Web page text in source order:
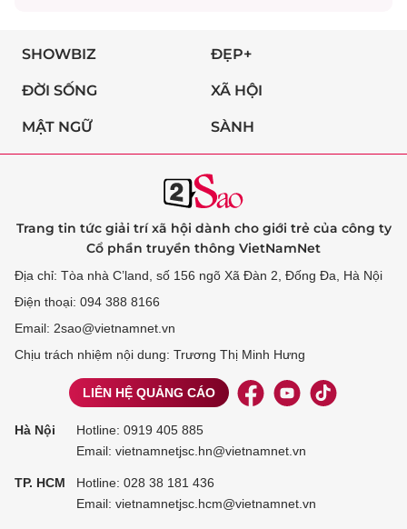
SHOWBIZ ĐẸP+
ĐỜI SỐNG XÃ HỘI
MẬT NGỮ SÀNH
Trang tin tức giải trí xã hội dành cho giới trẻ của công ty
Cổ phần truyền thông VietNamNet
Địa chỉ: Tòa nhà C’land, số 156 ngõ Xã Đàn 2, Đống Đa, Hà Nội
Điện thoại: 094 388 8166
Email: 2sao@vietnamnet.vn
Chịu trách nhiệm nội dung: Trương Thị Minh Hưng
LIÊN HỆ QUẢNG CÁO
Hà Nội Hotline: 0919 405 885
Email: vietnamnetjsc.hn@vietnamnet.vn
TP. HCM Hotline: 028 38 181 436
Email: vietnamnetjsc.hcm@vietnamnet.vn